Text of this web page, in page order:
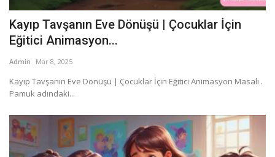
Kayıp Tavşanın Eve Dönüşü | Çocuklar İçin
Eğitici Animasyon...
Admin Mar 8, 2025
Kayıp Tavşanın Eve Dönüşü | Çocuklar İçin Eğitici Animasyon Masalı .
Pamuk adındaki...